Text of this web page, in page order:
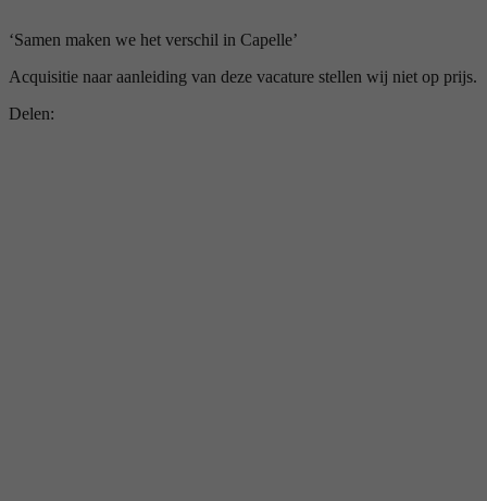
‘Samen maken we het verschil in Capelle’
Acquisitie naar aanleiding van deze vacature stellen wij niet op prijs.
Delen: